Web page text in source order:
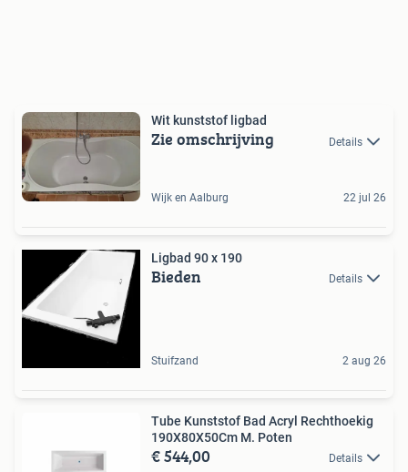
Wit kunststof ligbad
Zie omschrijving Details
Wijk en Aalburg 22 jul 26
Ligbad 90 x 190
Bieden Details
Stuifzand 2 aug 26
Tube Kunststof Bad Acryl Rechthoekig
190X80X50Cm M. Poten
€ 544,00 Details